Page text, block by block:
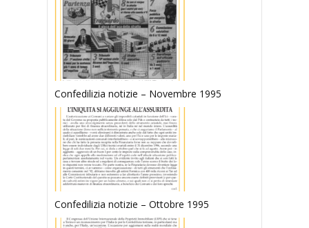
Confedilizia notizie – Novembre 1995
Confedilizia notizie – Ottobre 1995